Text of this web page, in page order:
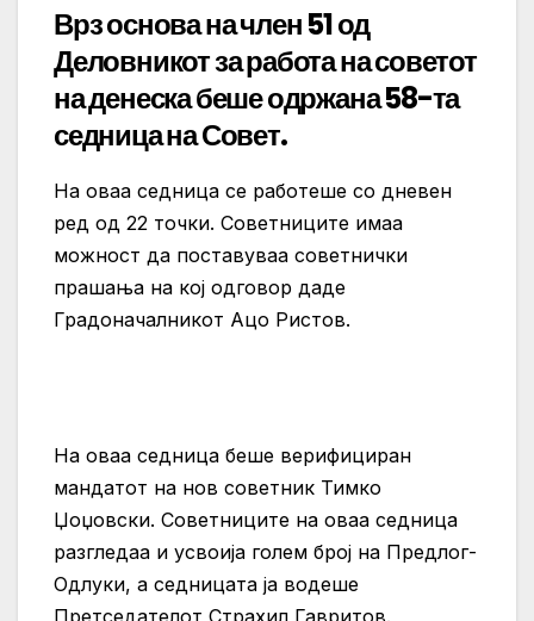
Врз основа на член 51 од
Деловникот за работа на советот
на денеска беше одржана 58-та
седница на Совет.
На оваа седница се работеше со дневен
ред од 22 точки. Советниците имаа
можност да поставуваа советнички
прашања на кој одговор даде
Градоначалникот Ацо Ристов.
На оваа седница беше верифициран
мандатот на нов советник Тимко
Џоџовски. Советниците на оваа седница
разгледаа и усвоија голем број на Предлог-
Одлуки, а седницата ја водеше
Претседателот Страхил Гавритов.